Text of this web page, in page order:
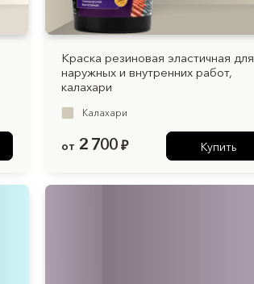
Краска резиновая эластичная для
наружных и внутренних работ,
калахари
Калахари
от 2 700 ₽ Купить